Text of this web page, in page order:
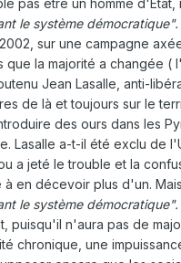
pas être un homme d'Etat,
le système démocratique".
sur une campagne
la majorité a changée
Jean Lasalle, anti-
de là et toujours sur le
des ours dans les
Lasalle a-t-il été exclu de
a jeté le trouble et la
en décevoir plus d'un.
le système démocratique".
puisqu'il n'aura pas de
chronique, une